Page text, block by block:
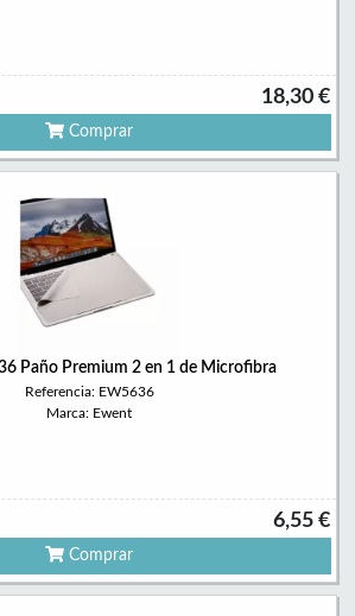
18,30 €
Comprar
Paño Premium 2 en 1 de Microfibra
Referencia: EW5636
Marca: Ewent
6,55 €
Comprar